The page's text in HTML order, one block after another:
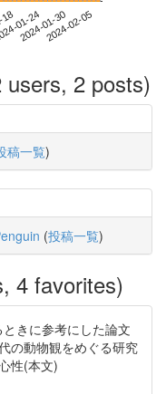
01-24
2024-01-302024-02-05
users, 2 posts)
稿一覧)
(投稿一覧)
4 favorites)
きに参考にした論文
の動物観をめぐる研究
性(本文)